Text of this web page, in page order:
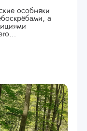
особняки
а